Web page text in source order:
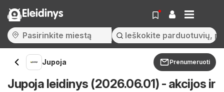
Eleidinys
Jupoja Prenumeruoti
Jupoja leidinys (2026.06.01) - akcijos ir